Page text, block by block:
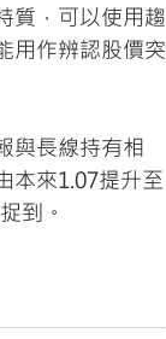
質，可以使用趨
用作辨認股價突
與長線持有相
本來1.07提升至
到。